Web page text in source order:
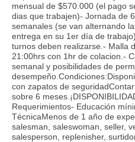
mensual de $570.000 (el pago
dias que trabajen)- Jornada de
semanales (se van alternando
entrega en su 1er día de
turnos deben realizarse.- Malla
21:00hrs con 1hr de colacion.-
semanal y posibilidades de
con zapatos de
sobre 6
Requerimientos- Educación
TécnicaMenos de 1 año de
salesman, saleswoman, seller,
salesperson, replenisher,